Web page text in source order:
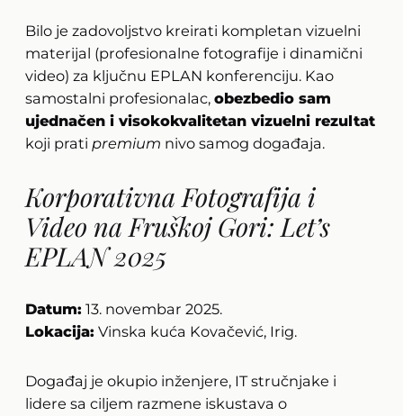
Bilo je zadovoljstvo kreirati kompletan vizuelni
materijal (profesionalne fotografije i dinamični
video) za ključnu EPLAN konferenciju. Kao
samostalni profesionalac, obezbedio sam
ujednačen i visokokvalitetan vizuelni rezultat
koji prati premium nivo samog događaja.
Korporativna Fotografija i
Video na Fruškoj Gori: Let’s
EPLAN 2025
Datum: 13. novembar 2025.
Lokacija: Vinska kuća Kovačević, Irig.
Događaj je okupio inženjere, IT stručnjake i
lidere sa ciljem razmene iskustava o